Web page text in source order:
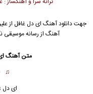
آهنگ از رسانه موسیقی
متن آهنگ
♫
ای دل